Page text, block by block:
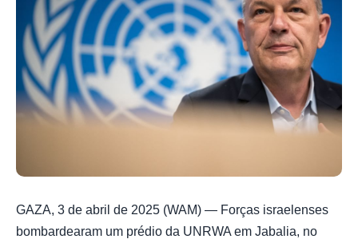
GAZA, 3 de abril de 2025 (WAM) — Forças israelenses
bombardearam um prédio da UNRWA em Jabalia, no